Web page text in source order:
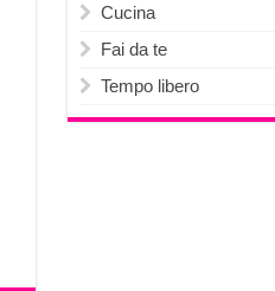
Cucina
Fai da te
Tempo libero